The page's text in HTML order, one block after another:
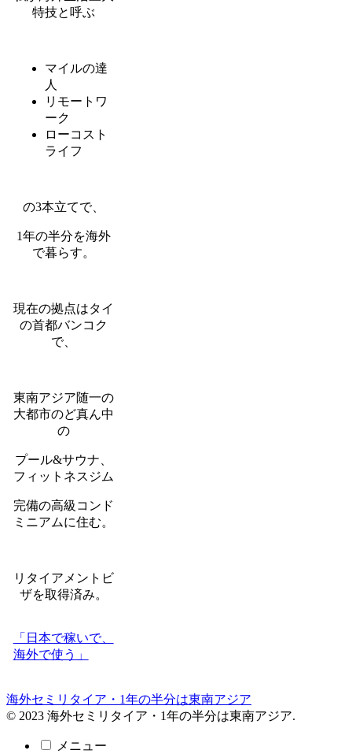
特技と呼ぶ
マイルの達
人
リモートワ
ーク
ローコスト
ライフ
の3本立てで、
1年の半分を海外
で暮らす。
現在の拠点はタイ
の首都バンコク
で、
東南アジア随一の
大都市のど真ん中
の
プール&サウナ、
フィットネスジム
完備の高級コンド
ミニアムに住む。
リタイアメントビ
ザを取得済み。
「日本で稼いで、
海外で使う」
海外セミリタイア・1年の半分は東南アジア
© 2023 海外セミリタイア・1年の半分は東南アジア.
メニュー